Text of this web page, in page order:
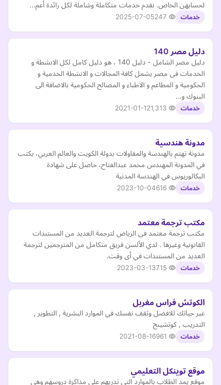
لحسابهن الخاص. نقدم خدمات متكاملة وشاملة لكل رائدة أعم…
خدمات 2025-07-05
دليل مصر 140
دليل مصر الشامل - دليل 140 ، هو دليل كامل لكل الانشطة و
الخدمات فى مصر يشمل كافة المجالات و الانشطة الخدمية و
الحكومية و المطاعم و الاطباء و المصالح الحكومية بالاضافة الى
البنوك و…
خدمات 2021-01-12
مدونة هندسية
مدونة تهتم بالهندسة والمقاولات بدولة الكويت والعالم العربي، يكتب
في المدونة المهندس محمد عبدالفتاح، حاصل على شهادة
البكالوريوس في الهندسة المدنية
خدمات 2023-10-04
مكتب ترجمة معتمد
مكتب ترجمة معتمد فى الرياض لترجمة العديد من المستندات
القانونية وغيرها . لدي الألسن فريق متكامل من المترجمين لترجمة
العديد من المستندات في أى وقت.
خدمات 2023-03-13
الكوتش فراس مغربل
غير حياتك للافضل وثقف نفسك في الموارد البشرية , التطوير ,
التدريب , كوتشينج
خدمات 2021-08-16
موقع توينكل التعليمي
موقع يمد الطلاب بالموارد التي تدربهم على مذاكرة دروسهم وهي